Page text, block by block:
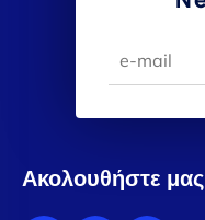
Ακολουθήστε μας